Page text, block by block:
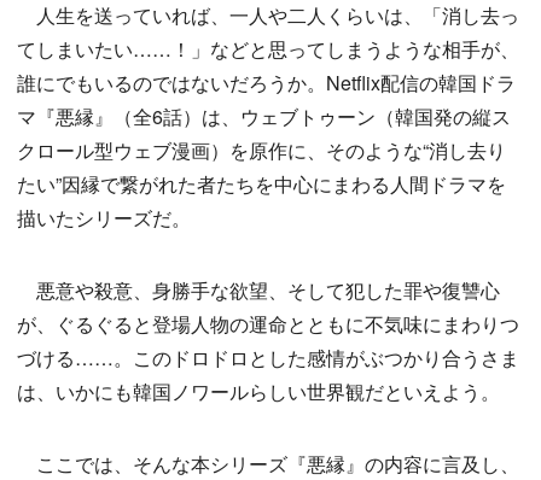
人生を送っていれば、一人や二人くらいは、「消し去っ
てしまいたい……！」などと思ってしまうような相手が、
誰にでもいるのではないだろうか。Netflix配信の韓国ドラ
マ『悪縁』（全6話）は、ウェブトゥーン（韓国発の縦ス
クロール型ウェブ漫画）を原作に、そのような“消し去り
たい”因縁で繋がれた者たちを中心にまわる人間ドラマを
描いたシリーズだ。
悪意や殺意、身勝手な欲望、そして犯した罪や復讐心
が、ぐるぐると登場人物の運命とともに不気味にまわりつ
づける……。このドロドロとした感情がぶつかり合うさま
は、いかにも韓国ノワールらしい世界観だといえよう。
ここでは、そんな本シリーズ『悪縁』の内容に言及し、